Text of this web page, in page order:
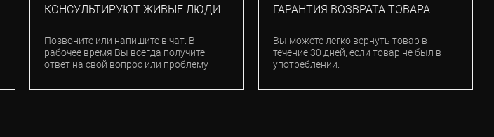
КОНСУЛЬТИРУЮТ ЖИВЫЕ ЛЮДИ
Позвоните или напишите в чат. В
рабочее время Вы всегда получите
ответ на свой вопрос или проблему
ГАРАНТИЯ ВОЗВРАТА ТОВАРА
Вы можете легко вернуть товар в
течение 30 дней, если товар не был в
употреблении.